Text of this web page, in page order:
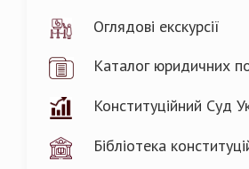
Оглядові екскурсії
Каталог юридичних
Конституційний Суд
Бібліотека